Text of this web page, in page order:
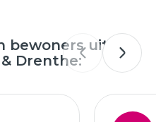
bewoners uit
Drenthe: